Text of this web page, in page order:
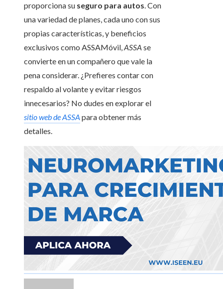
proporciona su seguro para autos. Con
una variedad de planes, cada uno con sus
propias características, y beneficios
exclusivos como ASSAMóvil,ASSA se
convierte en un compañero que vale la
pena considerar. ¿Prefieres contar con
respaldo al volante y evitar riesgos
innecesarios? No dudes en explorar el
sitio web de ASSA para obtener más
detalles.